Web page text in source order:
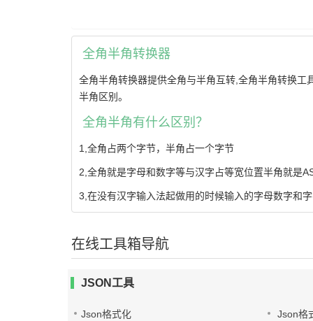
全角半角转换器
全角半角转换器提供全角与半角互转,全角半角转换
半角区别。
全角半角有什么区别？
1,全角占两个字节，半角占一个字节
2,全角就是字母和数字等与汉字占等宽位置半角就是
3,在没有汉字输入法起做用的时候输入的字母数字和
在线工具箱导航
JSON工具
Json格式化 Json格